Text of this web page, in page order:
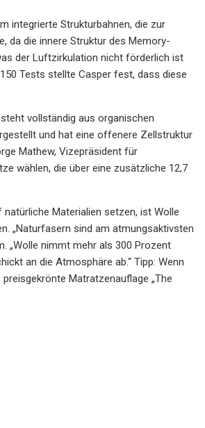
integrierte Strukturbahnen, die zur
da die innere Struktur des Memory-
der Luftzirkulation nicht förderlich ist
Tests stellte Casper fest, dass diese
vollständig aus organischen
und hat eine offenere Zellstruktur
Mathew, Vizepräsident für
wählen, die über eine zusätzliche 12,7
Materialien setzen, ist Wolle
„Naturfasern sind am atmungsaktivsten
„Wolle nimmt mehr als 300 Prozent
an die Atmosphäre ab.“ Tipp: Wenn
Matratzenauflage „The